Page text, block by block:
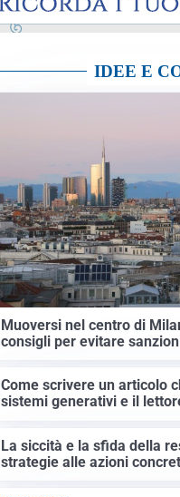
IDEE E
Muoversi nel centro di
consigli per evitare
Come scrivere un articolo
sistemi generativi e il
La siccità e la sfida della
strategie alle azioni